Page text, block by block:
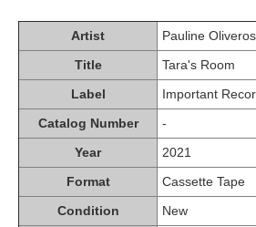
Artist
Pauline Oliveros
Title
Tara's Room
Label
Important
Catalog Number
-
Year
2021
Format
Cassette Tape
Condition
New